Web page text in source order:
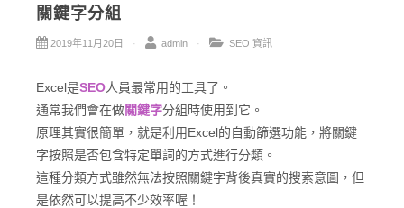
關鍵字分組
2019年11月20日 admin SEO 資訊
Excel是SEO人員最常用的工具了。
通常我們會在做關鍵字分組時使用到它。
原理其實很簡單，就是利用Excel的自動篩選功能，將關鍵
字按照是否包含特定單詞的方式進行分類。
這種分類方式雖然無法按照關鍵字背後真實的搜索意圖，但
是依然可以提高不少效率喔！